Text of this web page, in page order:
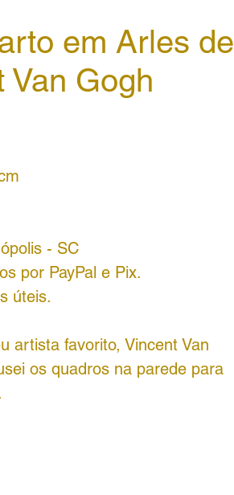
em Arles de
Van Gogh
- SC
por PayPal e Pix.
úteis.
artista favorito, Vincent Van
os quadros na parede para